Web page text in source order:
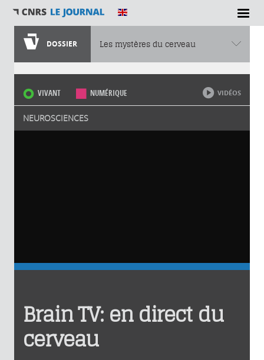
DOSSIER Les mystères du cerveau
Vous êtes ici
VIVANT NUMÉRIQUE
NEUROSCIENCES
VIDÉOS
Brain TV: en direct du
cerveau